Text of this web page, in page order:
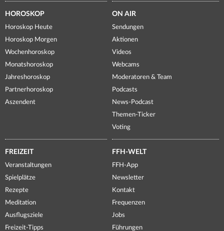
HOROSKOP
Horoskop Heute
Horoskop Morgen
Wochenhoroskop
Monatshoroskop
Jahreshoroskop
Partnerhoroskop
Aszendent
ON AIR
Sendungen
Aktionen
Videos
Webcams
Moderatoren & Team
Podcasts
News-Podcast
Themen-Ticker
Voting
FREIZEIT
Veranstaltungen
Spielplätze
Rezepte
Meditation
Ausflugsziele
Freizeit-Tipps
FFH-WELT
FFH-App
Newsletter
Kontakt
Frequenzen
Jobs
Führungen